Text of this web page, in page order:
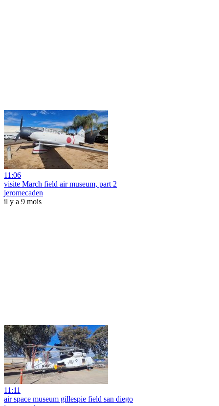
11:06
visite March field air museum, part 2
jeromecaden
il y a 9 mois
11:11
air space museum gillespie field san diego